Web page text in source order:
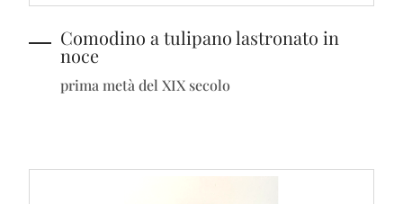
Comodino a tulipano lastronato in
noce
prima metà del XIX secolo